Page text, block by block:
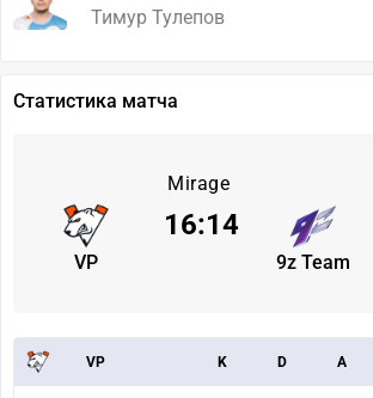
Тимур Тулепов
Статистика матча
Mirage
VP 9z Team
16:14
VP K D A